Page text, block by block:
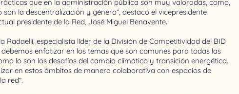
que en la administración pública son muy valoradas, como,
son la descentralización y género”, destacó el vicepresidente
presidente de la Red, José Miguel Benavente.
Radaelli, especialista líder de la División de Competitividad del BID
debemos enfatizar en los temas que son comunes para todas las
lo son los desafíos del cambio climático y transición energética.
en estos ámbitos de manera colaborativa con espacios de
red”.